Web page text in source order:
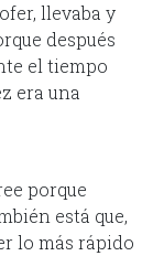
llevaba y
después
el tiempo
era una
porque
está que,
lo más rápido